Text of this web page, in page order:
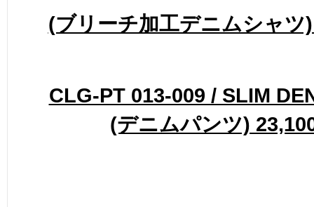
(ブリーチ加工デニムシャツ
CLG-PT 013-009 / SLIM
(デニムパンツ)